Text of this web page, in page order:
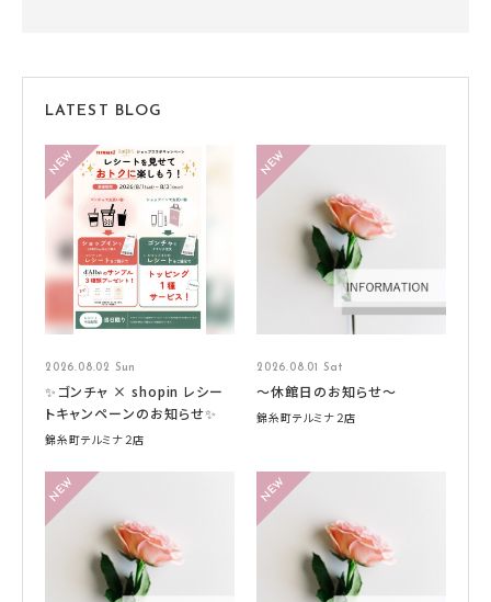
LATEST BLOG
2026.08.02 Sun
✨ゴンチャ × shopin レシー
トキャンペーンのお知らせ✨
錦糸町テルミナ２店
2026.08.01 Sat
～休館日のお知らせ～
錦糸町テルミナ２店